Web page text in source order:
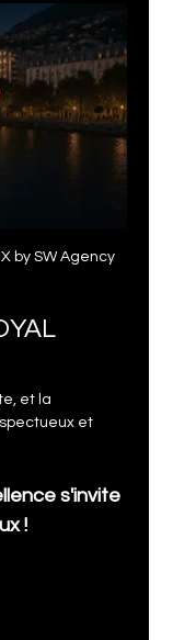
by SW Agency
et la
et
s'invite
!